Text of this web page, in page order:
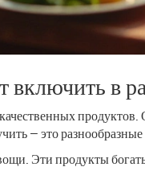
включить в
— это
Эти продукты